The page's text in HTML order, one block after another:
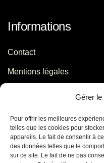
Gérer
Pour offrir les meilleures
telles que les cookies pour
appareils. Le fait de consentir à
des données telles que le
sur ce site. Le fait de ne pas
Informations
Contact
Mentions légales
Contact
06 29 56 64 44